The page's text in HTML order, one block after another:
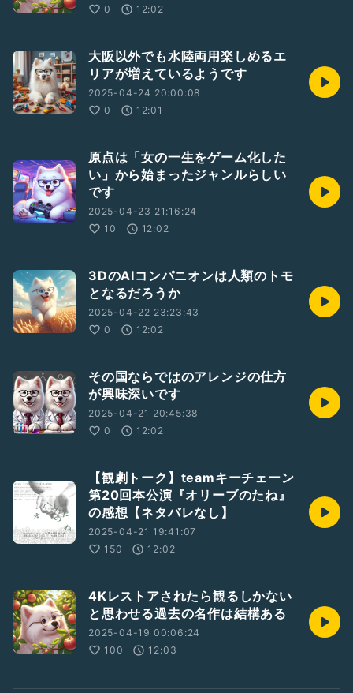
0
12:02
大阪以外でも水陸両用楽しめるエ
リアが増えているようです
2025-04-24 20:00:08
0
12:01
原点は「女の一生をゲーム化した
い」から始まったジャンルらしい
です
2025-04-23 21:16:24
10
12:02
3DのAIコンパニオンは人類のトモ
となるだろうか
2025-04-22 23:23:43
0
12:02
その国ならではのアレンジの仕方
が興味深いです
2025-04-21 20:45:38
0
12:02
【観劇トーク】teamキーチェーン
第20回本公演『オリーブのたね』
の感想【ネタバレなし】
2025-04-21 19:41:07
150
12:02
4Kレストアされたら観るしかない
と思わせる過去の名作は結構ある
2025-04-19 00:06:24
100
12:03